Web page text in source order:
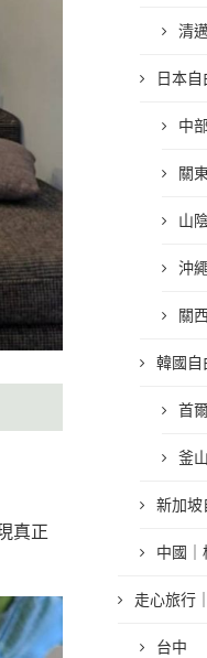
真正
清
日本
中部
關
山
沖
關
韓國自
首
釜山
新加坡
中國｜
走心旅行
台中